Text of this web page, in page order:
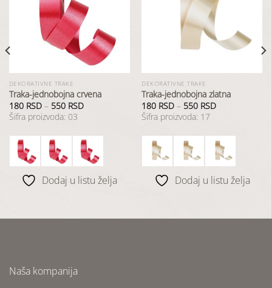
DEKORATIVNE TRAKE
Traka-jednobojna crvena
180 RSD– 550 RSD
Šifra proizvoda: 03
Dodaj u listu želja
DEKORATIVNE TRAKE
Traka-jednobojna zlatna
180 RSD – 550 RSD
Šifra proizvoda: 17
Dodaj u listu želja
Naša kompanija